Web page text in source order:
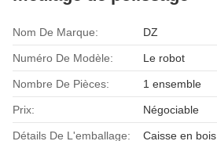
Nom De Marque: DZ
Numéro De Modèle: Le robot
Nombre De Pièces: 1 ensemble
Prix: Négociable
Détails De L'emballage: Caisse en bois